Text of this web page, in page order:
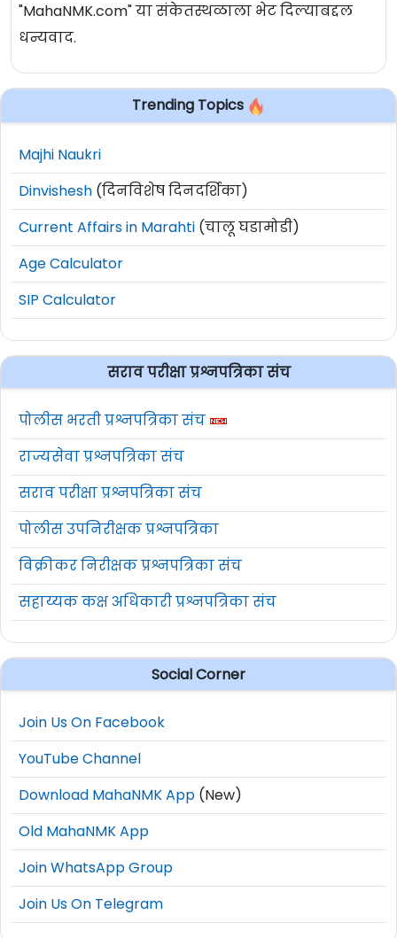
"MahaNMK.com" या संकेतस्थळाला भेट दिल्याबद्दल
धन्यवाद.
Trending Topics
Majhi Naukri
Dinvishesh (दिनविशेष दिनदर्शिका)
Current Affairs in Marahti (चालू घडामोडी)
Age Calculator
SIP Calculator
सराव परीक्षा प्रश्नपत्रिका संच
पोलीस भरती प्रश्नपत्रिका संच
राज्यसेवा प्रश्नपत्रिका संच
सराव परीक्षा प्रश्नपत्रिका संच
पोलीस उपनिरीक्षक प्रश्नपत्रिका
विक्रीकर निरीक्षक प्रश्नपत्रिका संच
सहाय्यक कक्ष अधिकारी प्रश्नपत्रिका संच
Social Corner
Join Us On Facebook
YouTube Channel
Download MahaNMK App (New)
Old MahaNMK App
Join WhatsApp Group
Join Us On Telegram